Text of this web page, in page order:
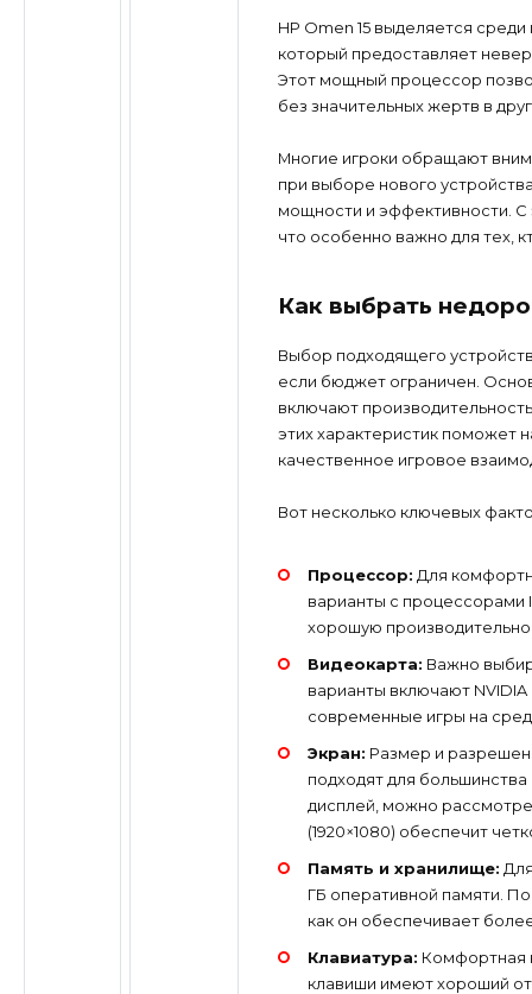
HP Omen 15 выделяется
который предоставляет
Этот мощный процессор
без значительных жертв в
Многие игроки обращают
при выборе нового
мощности и эффективности. С
что особенно важно для тех,
Как выбрать
Выбор подходящего
если бюджет ограничен.
включают
этих характеристик поможет
качественное игровое
Вот несколько ключевых
Процессор: Для
варианты с процессорами
хорошую
Видеокарта: Важно
варианты включают NVIDIA
современные игры на
Экран: Размер и
подходят для
дисплей, можно
(1920×1080) обеспечит
Память и хранилище:
ГБ оперативной памяти.
как он обеспечивает
Клавиатура: Комфортная
клавиши имеют хороший